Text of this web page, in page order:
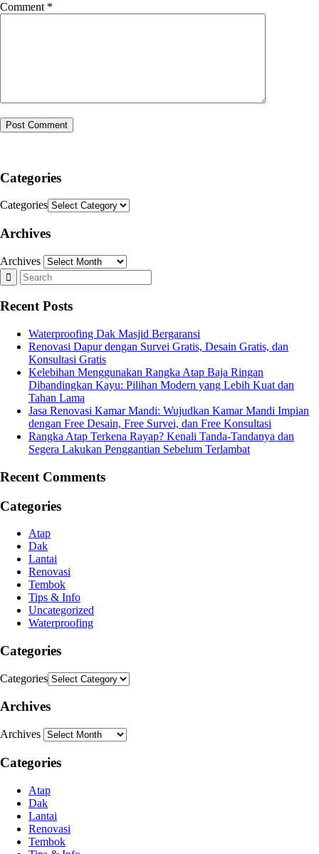
Comment *
Categories
Categories
Archives
Archives
Recent Posts
Waterproofing Dak Masjid Bergaransi
Renovasi Dapur dengan Survei Gratis, Desain Gratis, dan
Konsultasi Gratis
Kelebihan Menggunakan Rangka Atap Baja Ringan
Dibandingkan Kayu: Pilihan Modern yang Lebih Kuat dan
Tahan Lama
Jasa Renovasi Kamar Mandi: Wujudkan Kamar Mandi Impian
dengan Free Desain, Free Survei, dan Free Konsultasi
Rangka Atap Terkena Rayap? Kenali Tanda-Tandanya dan
Segera Lakukan Penggantian Sebelum Terlambat
Recent Comments
Categories
Atap
Dak
Lantai
Renovasi
Tembok
Tips & Info
Uncategorized
Waterproofing
Categories
Categories
Archives
Archives
Categories
Atap
Dak
Lantai
Renovasi
Tembok